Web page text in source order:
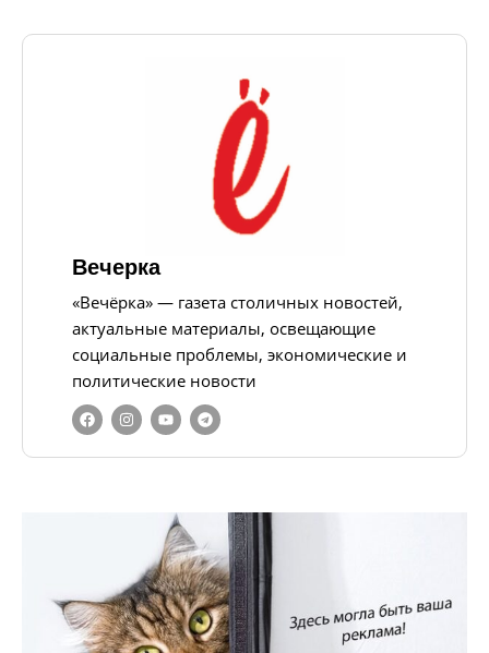
Вечерка
«Вечёрка» — газета столичных новостей,
актуальные материалы, освещающие
социальные проблемы, экономические и
политические новости